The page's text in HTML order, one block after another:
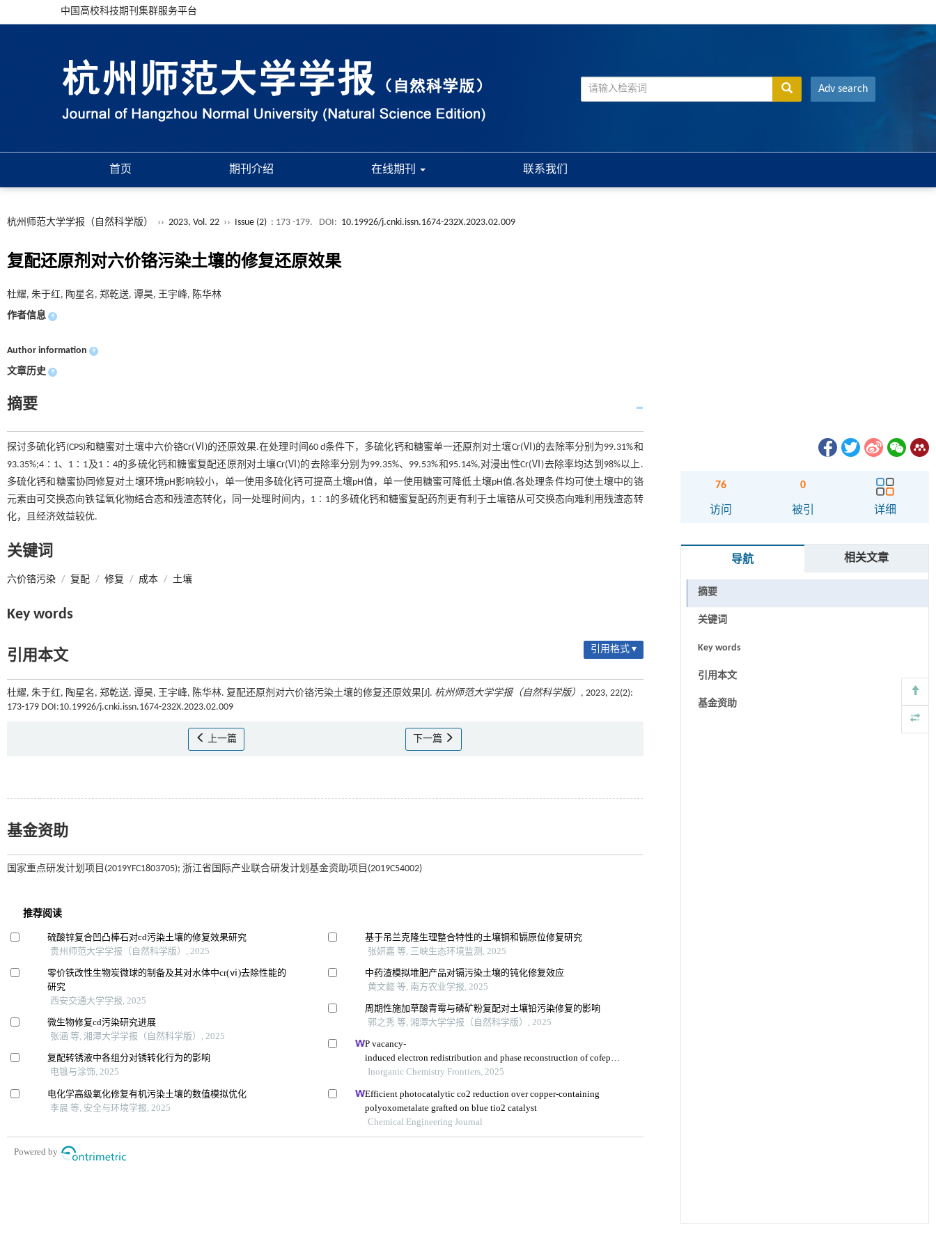
中国高校科技期刊集群服务平台
Adv search
首页 期刊介绍 在线期刊 联系我们
杭州师范大学学报（自然科学版） ›› 2023, Vol. 22 ›› Issue (2) : 173 -179. DOI: 10.19926/j.cnki.issn.1674-232X.2023.02.009
复配还原剂对六价铬污染土壤的修复还原效果
杜耀, 朱于红, 陶星名, 郑乾送, 谭昊, 王宇峰, 陈华林
作者信息 +
Author information +
文章历史 +
摘要
探讨多硫化钙(CPS)和糖蜜对土壤中六价铬Cr(Ⅵ)的还原效果.在处理时间60 d条件下，多硫化钙和糖蜜单一还原剂对土壤Cr(Ⅵ)的去除率分别为99.31%和
93.35%;4∶1、1∶1及1∶4的多硫化钙和糖蜜复配还原剂对土壤Cr(Ⅵ)的去除率分别为99.35%、99.53%和95.14%,对浸出性Cr(Ⅵ)去除率均达到98%以上.
多硫化钙和糖蜜协同修复对土壤环境pH影响较小，单一使用多硫化钙可提高土壤pH值，单一使用糖蜜可降低土壤pH值.各处理条件均可使土壤中的铬
元素由可交换态向铁锰氧化物结合态和残渣态转化，同一处理时间内，1∶1的多硫化钙和糖蜜复配药剂更有利于土壤铬从可交换态向难利用残渣态转
化，且经济效益较优.
关键词
六价铬污染 / 复配 / 修复 / 成本 / 土壤
Key words
引用本文 引用格式 ▾
杜耀, 朱于红, 陶星名, 郑乾送, 谭昊, 王宇峰, 陈华林. 复配还原剂对六价铬污染土壤的修复还原效果[J]. 杭州师范大学学报（自然科学版） , 2023, 22(2):
173-179 DOI:10.19926/j.cnki.issn.1674-232X.2023.02.009
上一篇 下一篇
基金资助
国家重点研发计划项目(2019YFC1803705); 浙江省国际产业联合研发计划基金资助项目(2019C54002)
76
访问
0
被引 详细
导航 相关文章
摘要
关键词
Key words
引用本文
基金资助